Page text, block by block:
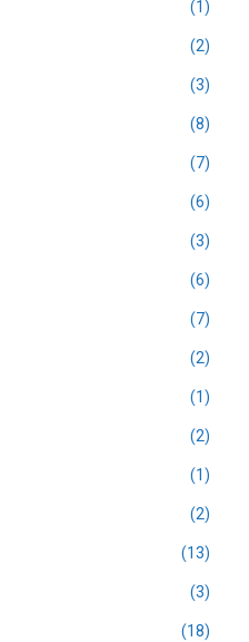
(1)
(2)
(3)
(8)
(7)
(6)
(3)
(6)
(7)
(2)
(1)
(2)
(1)
(2)
(13)
(3)
(18)